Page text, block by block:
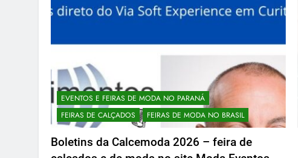
EVENTOS E FEIRAS DE MODA NO PARANÁ
FEIRAS DE CALÇADOS
FEIRAS DE MODA NO BRASIL
Boletins da Calcemoda 2026 – feira de